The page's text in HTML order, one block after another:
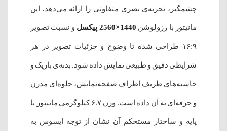
چشمگیر، تجربه‌ی بصری متفاوتی را ارائه می‌دهد. این
مانیتور با رزولوشن 1440×2560 پیکسل و نسبت تصویر
۱۶:۹ طراحی شده تا وضوح و جزئیات تصویر در هر
شرایطی دقیق و طبیعی نمایش داده شود. بدنه‌ی باریک و
حاشیه‌های ظریف اطراف صفحه‌نمایش، جلوه‌ای مدرن
و حرفه‌ای به آن داده است. وزن ۶.۷ کیلوگرمی مانیتور با
پایه و ساختار مستحکم آن نشان از توجه ایسوس به